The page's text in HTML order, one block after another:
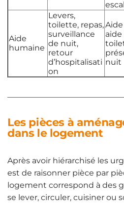
Aide
humaine
Levers,
toilette, repas,
surveillance
de nuit,
retour
d’hospitalisati
on
aide
nuit
Les pièces à
dans le logement
Après avoir hiérarchisé les
est de raisonner pièce par
logement correspond à des
se lever, circuler, cuisiner ou